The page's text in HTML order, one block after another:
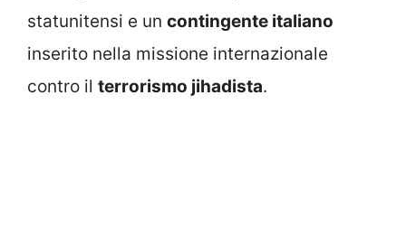
statunitensi e un contingente italiano
inserito nella missione internazionale
contro il terrorismo jihadista.